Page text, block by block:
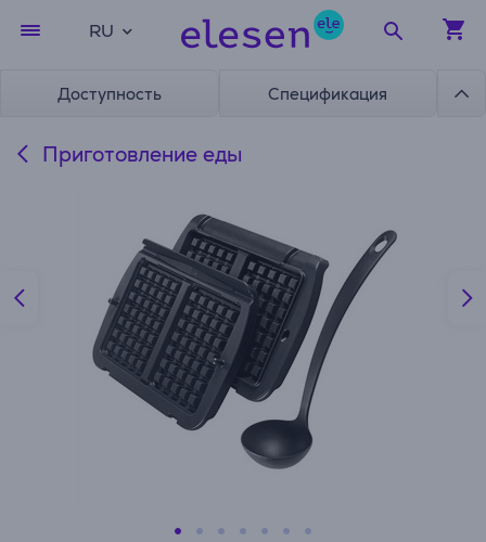
RU
Доступность Спецификация
Приготовление еды